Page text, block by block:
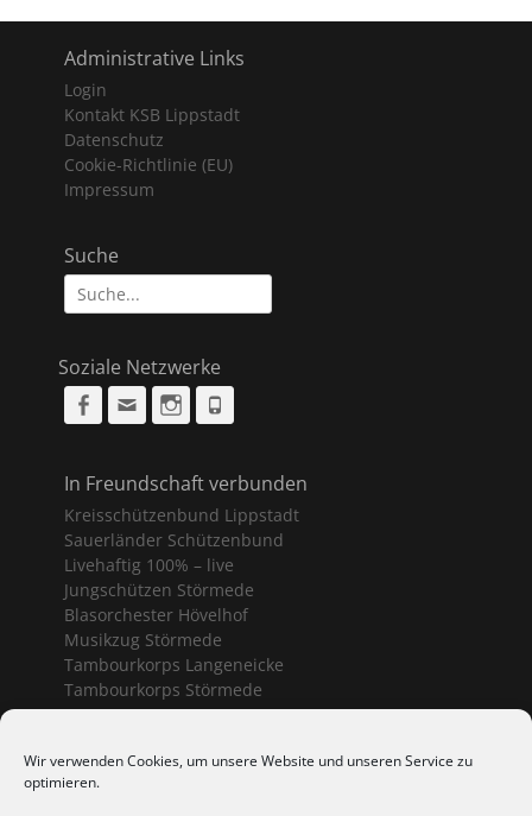
Wir verwenden Cookies, um unsere Website und unseren Service zu
optimieren.
Administrative Links
Login
Kontakt KSB Lippstadt
Datenschutz
Cookie-Richtlinie (EU)
Impressum
Suche
Suche
nach:
Soziale Netzwerke
Facebook
Email Instagram
In Freundschaft verbunden
Kreisschützenbund Lippstadt
Sauerländer Schützenbund
Livehaftig 100% – live
Jungschützen Störmede
Blasorchester Hövelhof
Musikzug Störmede
Tambourkorps Langeneicke
Tambourkorps Störmede
Schützenvereine Geseke
Bürgerschützenverein Geseke